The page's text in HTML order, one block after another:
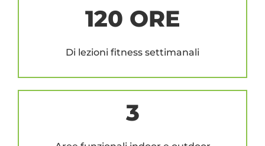
120 ORE
Di lezioni fitness settimanali
3